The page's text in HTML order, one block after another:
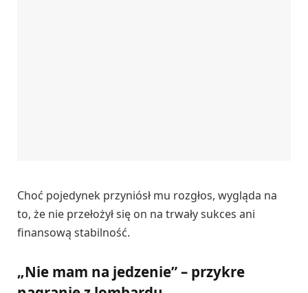
Choć pojedynek przyniósł mu rozgłos, wygląda na
to, że nie przełożył się on na trwały sukces ani
finansową stabilność.
„Nie mam na jedzenie” – przykre